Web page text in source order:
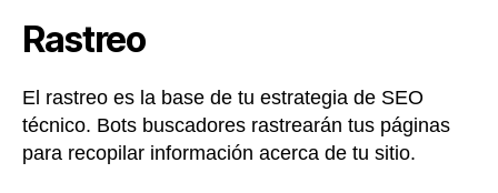
Rastreo
El rastreo es la base de tu estrategia de SEO
técnico. Bots buscadores rastrearán tus páginas
para recopilar información acerca de tu sitio.